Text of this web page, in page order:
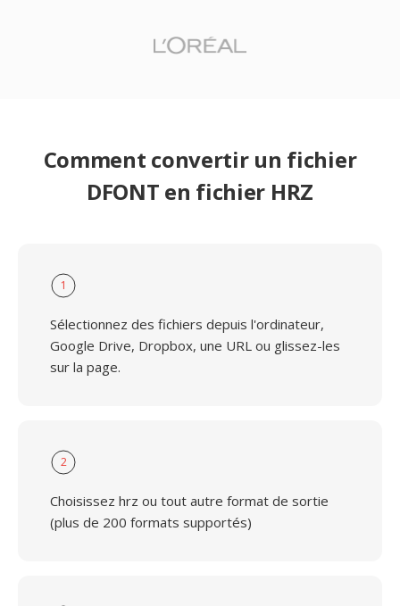
Comment convertir un fichier
DFONT en fichier HRZ
1
Sélectionnez des fichiers depuis l'ordinateur,
Google Drive, Dropbox, une URL ou glissez-les
sur la page.
2
Choisissez hrz ou tout autre format de sortie
(plus de 200 formats supportés)